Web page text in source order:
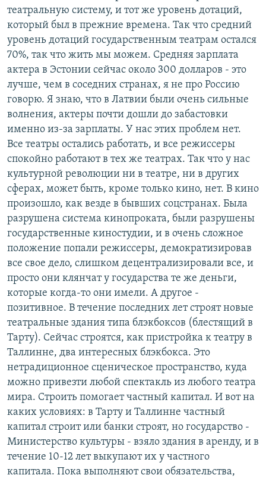
театральную систему, и тот же уровень дотаций,
который был в прежние времена. Так что средний
уровень дотаций государственным театрам остался
70%, так что жить мы можем. Средняя зарплата
актера в Эстонии сейчас около 300 долларов - это
лучше, чем в соседних странах, я не про Россию
говорю. Я знаю, что в Латвии были очень сильные
волнения, актеры почти дошли до забастовки
именно из-за зарплаты. У нас этих проблем нет.
Все театры остались работать, и все режиссеры
спокойно работают в тех же театрах. Так что у нас
культурной революции ни в театре, ни в других
сферах, может быть, кроме только кино, нет. В кино
произошло, как везде в бывших соцстранах. Была
разрушена система кинопроката, были разрушены
государственные киностудии, и в очень сложное
положение попали режиссеры, демократизировав
все свое дело, слишком децентрализировали все, и
просто они клянчат у государства те же деньги,
которые когда-то они имели. А другое -
позитивное. В течение последних лет строят новые
театральные здания типа блэкбоксов (блестящий в
Тарту). Сейчас строятся, как пристройка к театру в
Таллинне, два интересных блэкбокса. Это
нетрадиционное сценическое пространство, куда
можно привезти любой спектакль из любого театра
мира. Строить помогает частный капитал. И вот на
каких условиях: в Тарту и Таллинне частный
капитал строит или банки строят, но государство -
Министерство культуры - взяло здания в аренду, и в
течение 10-12 лет выкупают их у частного
капитала. Пока выполняют свои обязательства,